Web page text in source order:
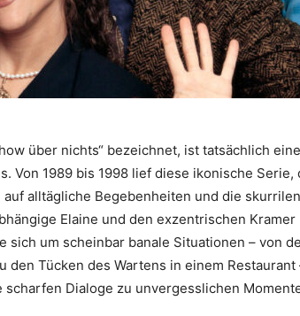
über nichts“ bezeichnet, ist tatsächlich
Von 1989 bis 1998 lief diese ikonische
alltägliche Begebenheiten und die
Elaine und den exzentrischen
sich um scheinbar banale Situationen – von
den Tücken des Wartens in einem Restaurant
Dialoge zu unvergesslichen